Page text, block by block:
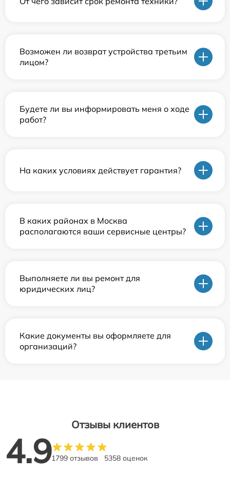
Возможен ли возврат устройства третьим
лицом?
Будете ли вы информировать меня о ходе
работ?
На каких условиях действует гарантия?
В каких районах в Москва
располагаются ваши сервисные центры?
Выполняете ли вы ремонт для
юридических лиц?
Какие документы вы оформляете для
организаций?
Отзывы клиентов
4.91799 отзывов 5358 оценок